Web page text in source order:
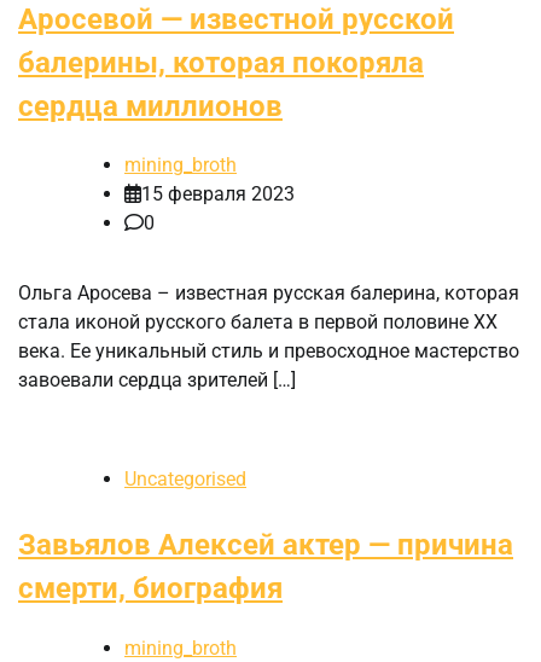
Аросевой — известной русской
балерины, которая покоряла
сердца миллионов
mining_broth
15 февраля 2023
0
Ольга Аросева – известная русская балерина, которая
стала иконой русского балета в первой половине XX
века. Ее уникальный стиль и превосходное мастерство
завоевали сердца зрителей […]
Uncategorised
Завьялов Алексей актер — причина
смерти, биография
mining_broth